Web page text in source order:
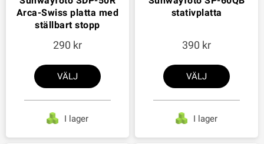
Arca-Swiss platta med
ställbart stopp
290
VÄLJ
I lager
stativplatta
390
VÄLJ
I lager